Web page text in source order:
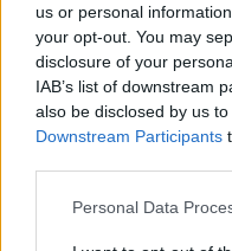
us or personal
your opt-out. You may
disclosure of your
IAB’s list of downstream
also be disclosed by us
Downstream Participants
Personal Data
Tinkamus vartoti
parduoti, „Lidl“
produktais aprūpina
esančius gyventojus.
prekybos tinklas
bakalėjos prekes,